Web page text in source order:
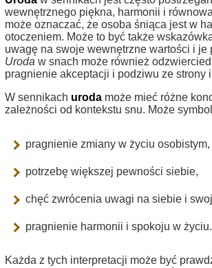
wewnętrznego piękna, harmonii i
może oznaczać, że osoba śniąca jest w
otoczeniem. Może to być także
uwagę na swoje wewnętrzne wartości i je
Uroda w snach może również
pragnienie akceptacji i podziwu ze strony
W sennikach uroda może mieć różne
zależności od kontekstu snu. Może
pragnienie zmiany w życiu osobistym,
potrzebę większej pewności siebie,
chęć zwrócenia uwagi na siebie i
pragnienie harmonii i spokoju w życiu.
Każda z tych interpretacji może być